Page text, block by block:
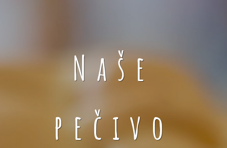
Naše
pečivo